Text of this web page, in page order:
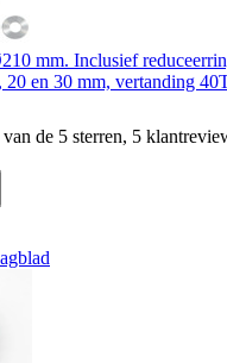
mm. Inclusief
20 en 30 mm, vertanding
de 5 sterren, 5